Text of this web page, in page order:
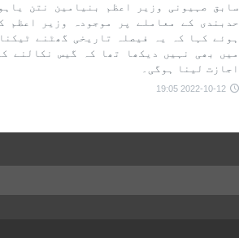
سابق صہیونی وزیر اعظم بنیامین نتن
حدبندی کے معاملے پر موجودہ وزیر اعظم
ہوئے کہا کہ یہ فیصلہ تاریخی گھٹنے
میں بھی نہیں دیکھا تھا کہ گیس نکالنے
اجازت لینا ہوگی۔
2022-10-12 19:05